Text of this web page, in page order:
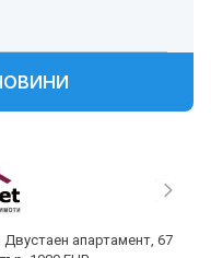
апартамент, 67